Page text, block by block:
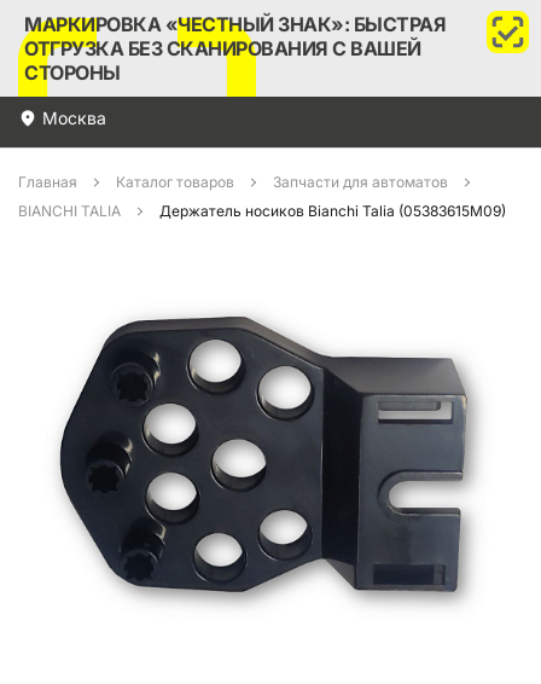
МАРКИРОВКА «ЧЕСТНЫЙ ЗНАК»: БЫСТРАЯ
ОТГРУЗКА БЕЗ СКАНИРОВАНИЯ С ВАШЕЙ
СТОРОНЫ
Москва
Главная Каталог товаров
Запчасти для автоматов
BIANCHI TALIA
Держатель носиков Bianchi Talia (05383615M09)